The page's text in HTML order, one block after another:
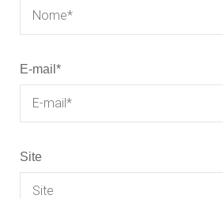
E-mail *
Site